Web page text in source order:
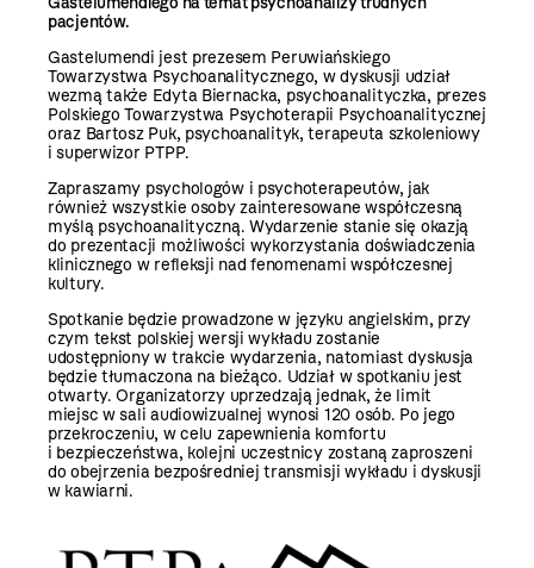
pacjentów.
Gastelumendi jest prezesem Peruwiańskiego
Towarzystwa Psychoanalitycznego, w dyskusji udział
wezmą także Edyta Biernacka, psychoanalityczka, prezes
Polskiego Towarzystwa Psychoterapii Psychoanalitycznej
oraz Bartosz Puk, psychoanalityk, terapeuta szkoleniowy
i superwizor PTPP.
Zapraszamy psychologów i psychoterapeutów, jak
również wszystkie osoby zainteresowane współczesną
myślą psychoanalityczną. Wydarzenie stanie się okazją
do prezentacji możliwości wykorzystania doświadczenia
klinicznego w refleksji nad fenomenami współczesnej
kultury.
Spotkanie będzie prowadzone w języku angielskim, przy
czym tekst polskiej wersji wykładu zostanie
udostępniony w trakcie wydarzenia, natomiast dyskusja
będzie tłumaczona na bieżąco. Udział w spotkaniu jest
otwarty. Organizatorzy uprzedzają jednak, że limit
miejsc w sali audiowizualnej wynosi 120 osób. Po jego
przekroczeniu, w celu zapewnienia komfortu
i bezpieczeństwa, kolejni uczestnicy zostaną zaproszeni
do obejrzenia bezpośredniej transmisji wykładu i dyskusji
w kawiarni.